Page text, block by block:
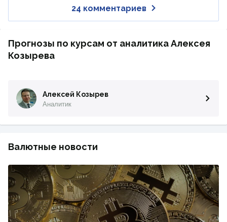
24 комментариев
Прогнозы по курсам от аналитика Алексея
Козырева
Алексей Козырев
Аналитик
Валютные новости